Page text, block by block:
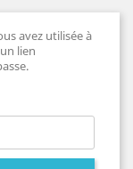
avez utilisée à
lien